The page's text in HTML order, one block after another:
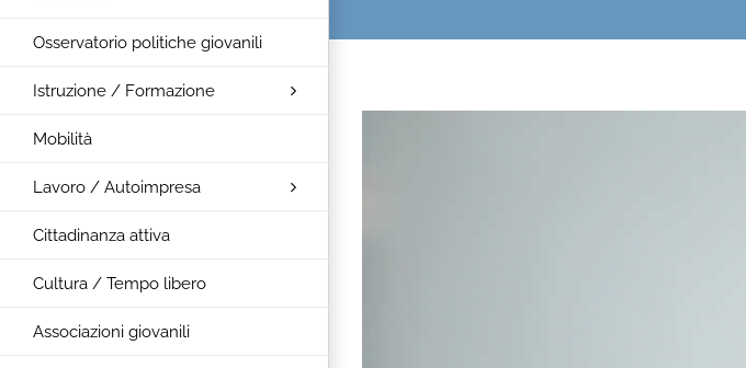
Osservatorio politiche giovanili
Istruzione / Formazione
Mobilità
Lavoro / Autoimpresa
Cittadinanza attiva
Cultura / Tempo libero
Associazioni giovanili